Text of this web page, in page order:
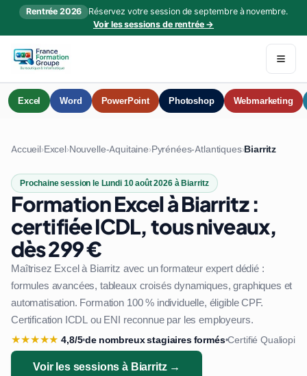
Rentrée 2026
Réservez votre session de septembre à novembre.
Voir les sessions de rentrée →
Excel Word PowerPoint Photoshop Webmarketing
Accueil›Excel›Nouvelle-Aquitaine›Pyrénées-Atlantiques›Biarritz
Prochaine session le Lundi 10 août 2026 à Biarritz
Formation Excel à Biarritz :
certifiée ICDL, tous niveaux,
dès 299 €
Maîtrisez Excel à Biarritz avec un formateur expert dédié :
formules avancées, tableaux croisés dynamiques, graphiques et
automatisation. Formation 100 % individuelle, éligible CPF.
Certification ICDL ou ENI reconnue par les employeurs.
★★★★★ 4,8/5•de nombreux stagiaires formés•Certifié Qualiopi
Voir les sessions à Biarritz →